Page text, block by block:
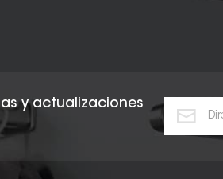
y actualizaciones